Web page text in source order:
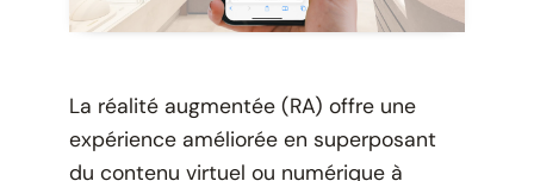
La réalité augmentée (RA) offre une
expérience améliorée en superposant
du contenu virtuel ou numérique à